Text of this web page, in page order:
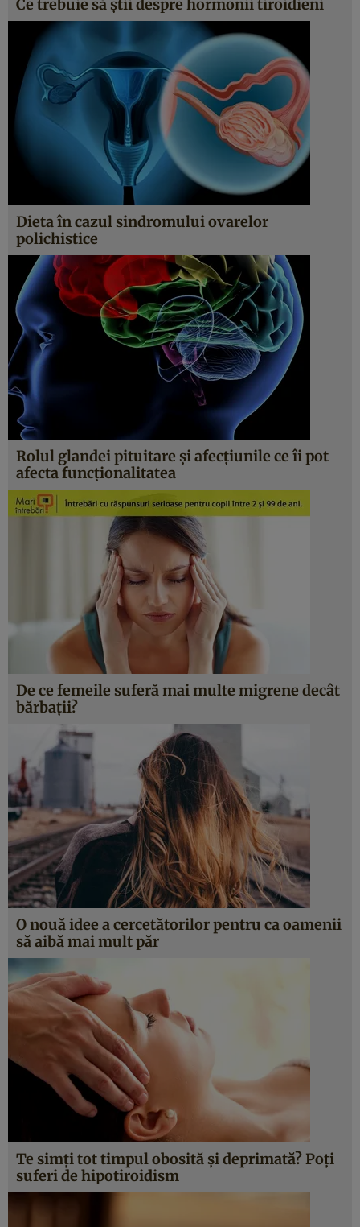
Ce trebuie să ştii despre hormonii tiroidieni
Dieta în cazul sindromului ovarelor
polichistice
Rolul glandei pituitare şi afecţiunile ce îi pot
afecta funcţionalitatea
De ce femeile suferă mai multe migrene decât
bărbaţii?
O nouă idee a cercetătorilor pentru ca oamenii
să aibă mai mult păr
Te simţi tot timpul obosită şi deprimată? Poţi
suferi de hipotiroidism